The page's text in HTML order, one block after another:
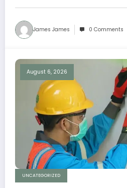
James James 0 Comments
August 6, 2026
UNCATEGORIZED